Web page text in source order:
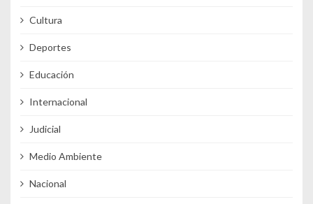
Cultura
Deportes
Educación
Internacional
Judicial
Medio Ambiente
Nacional